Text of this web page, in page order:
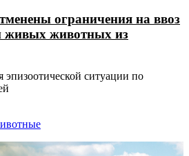
ограничения на ввоз
живых животных из
эпизоотической ситуации по